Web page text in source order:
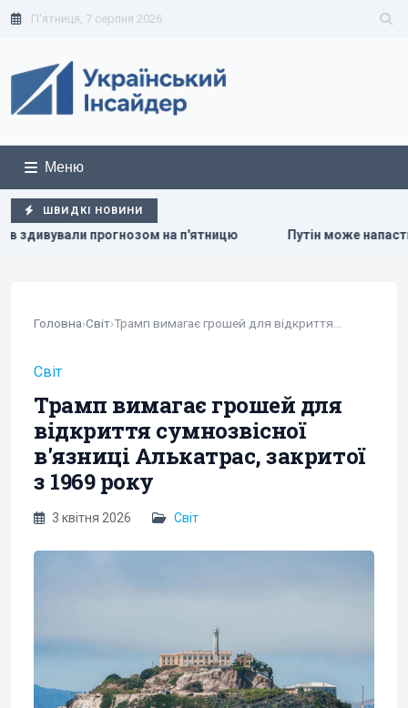
П'ятниця, 7 серпня 2026
Меню
ШВИДКІ НОВИНИ
на п'ятницю Путін може напасти на НАТО вже
Головна›Світ›Трамп вимагає грошей для відкриття...
Світ
Трамп вимагає грошей для
відкриття сумнозвісної
в'язниці Алькатрас, закритої
з 1969 року
3 квітня 2026 Світ